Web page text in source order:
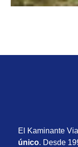
El Kaminante
único. Desde